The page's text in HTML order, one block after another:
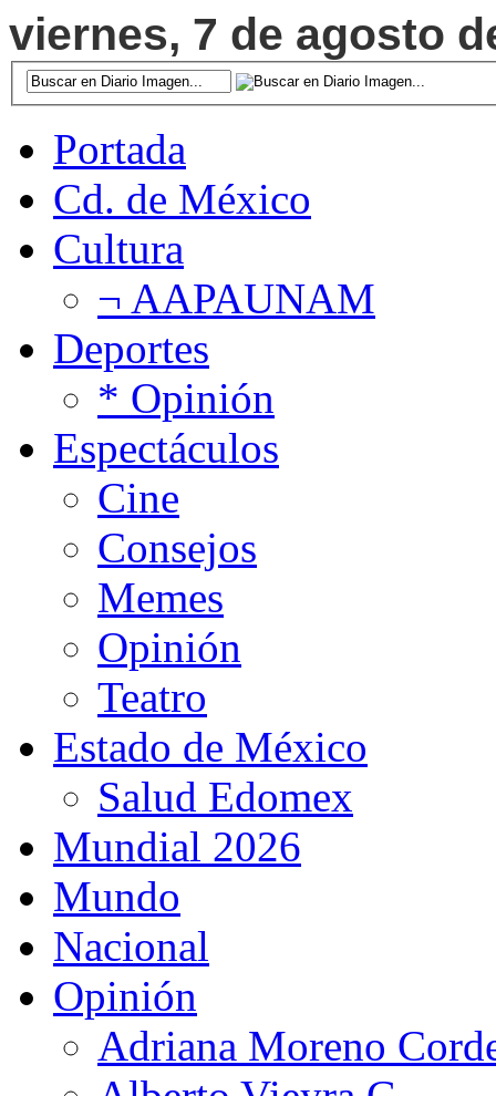
viernes, 7 de agosto
Portada
Cd. de México
Cultura
¬ AAPAUNAM
Deportes
* Opinión
Espectáculos
Cine
Consejos
Memes
Opinión
Teatro
Estado de México
Salud Edomex
Mundial 2026
Mundo
Nacional
Opinión
Adriana Moreno